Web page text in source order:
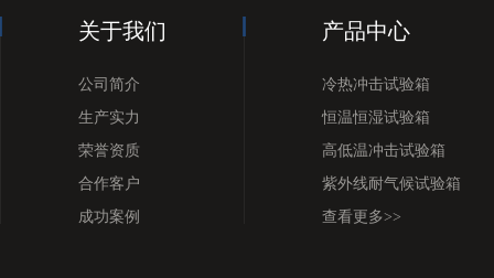
关于我们
公司简介
生产实力
荣誉资质
合作客户
成功案例
产品中心
冷热冲击试验箱
恒温恒湿试验箱
高低温冲击试验箱
紫外线耐气候试验箱
查看更多>>